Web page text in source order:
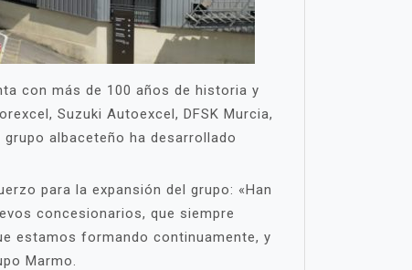
con más de 100 años de historia y
Suzuki Autoexcel, DFSK Murcia,
albaceteño ha desarrollado
para la expansión del grupo: «Han
concesionarios, que siempre
estamos formando continuamente, y
Marmo.